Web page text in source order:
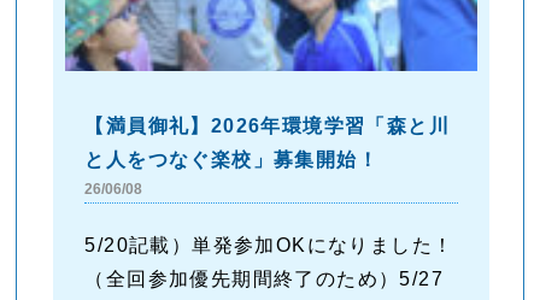
【満員御礼】2026年環境学習「森と川
と人をつなぐ楽校」募集開始！
26/06/08
5/20記載）単発参加OKになりました！
（全回参加優先期間終了のため）5/27